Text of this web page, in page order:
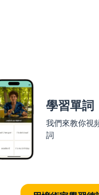
學習單詞
我們來教你視
詞